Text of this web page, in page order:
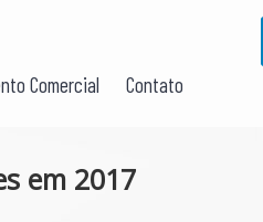
Comercial Contato
em 2017